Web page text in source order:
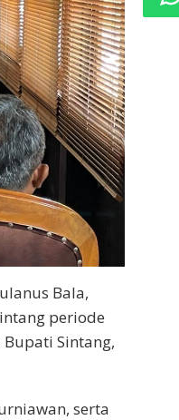
Bala,
periode
Sintang,
serta